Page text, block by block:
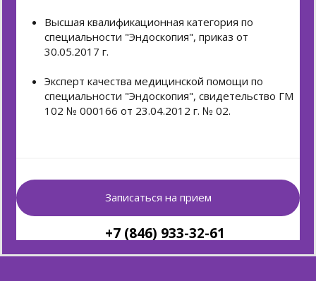
Высшая квалификационная категория по
специальности "Эндоскопия", приказ от
30.05.2017 г.
Эксперт качества медицинской помощи по
специальности "Эндоскопия", свидетельство ГМ
102 № 000166 от 23.04.2012 г. № 02.
Записаться на прием
+7 (846) 933-32-61